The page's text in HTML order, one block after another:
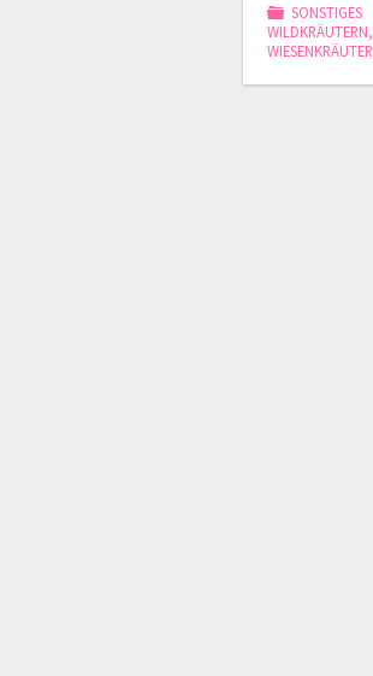
SONSTIGES
WILDKRÄUTERN,
WIESENKRÄUTER